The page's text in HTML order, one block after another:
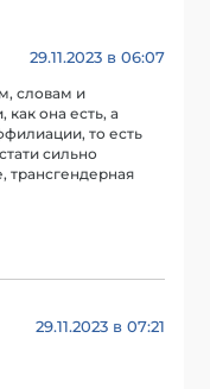
29.11.2023 в 06:07
словам и
как она есть, а
то есть
сильно
трансгендерная
29.11.2023 в 07:21